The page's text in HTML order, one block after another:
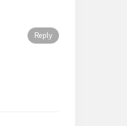
Reply